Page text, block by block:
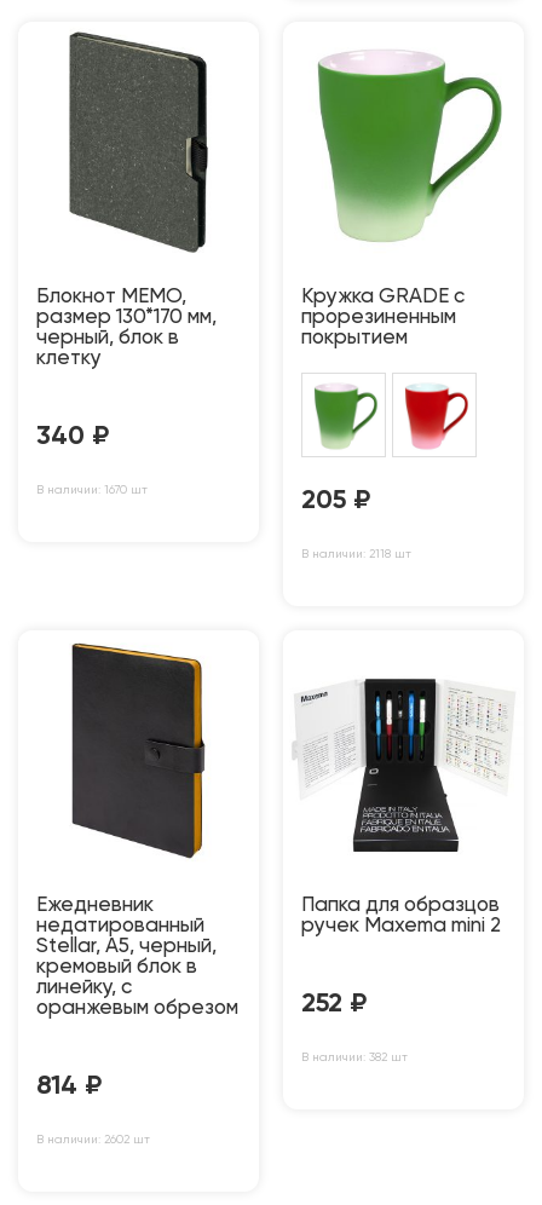
Блокнот MEMO,
размер 130*170 мм,
черный, блок в
клетку
340 ₽
В наличии: 1670 шт
Кружка GRADE с
прорезиненным
покрытием
205 ₽
В наличии: 2118 шт
Ежедневник
недатированный
Stellar, А5, черный,
кремовый блок в
линейку, с
оранжевым обрезом
814 ₽
В наличии: 2602 шт
Папка для образцов
ручек Maxema mini 2
252 ₽
В наличии: 382 шт